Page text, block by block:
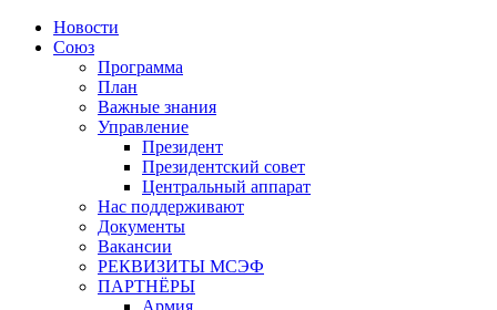
Новости
Союз
Программа
План
Важные знания
Управление
Президент
Президентский совет
Центральный аппарат
Нас поддерживают
Документы
Вакансии
РЕКВИЗИТЫ МСЭФ
ПАРТНЁРЫ
Армия